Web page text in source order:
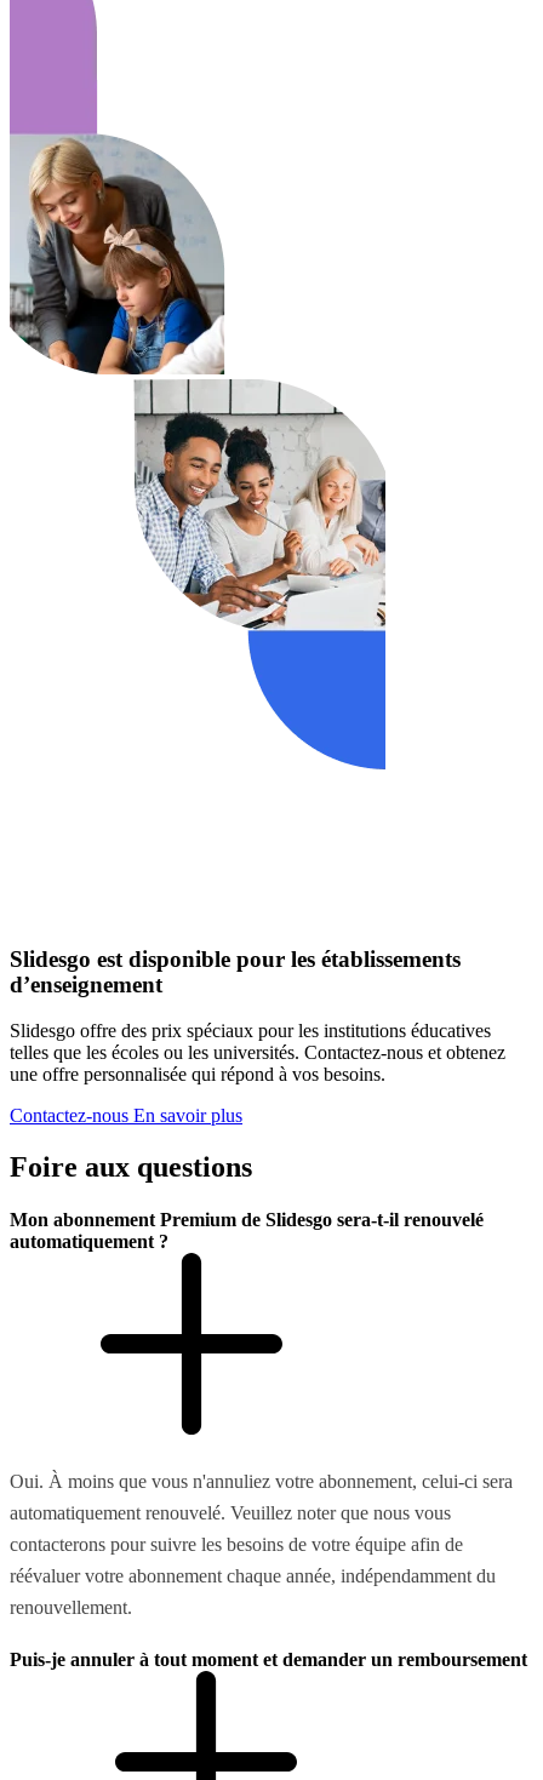
Slidesgo est disponible pour les établissements
d’enseignement
Slidesgo offre des prix spéciaux pour les institutions éducatives
telles que les écoles ou les universités. Contactez-nous et obtenez
une offre personnalisée qui répond à vos besoins.
Contactez-nous En savoir plus
Foire aux questions
Mon abonnement Premium de Slidesgo sera-t-il renouvelé
automatiquement ?
Oui. À moins que vous n'annuliez votre abonnement, celui-ci sera
automatiquement renouvelé. Veuillez noter que nous vous
contacterons pour suivre les besoins de votre équipe afin de
réévaluer votre abonnement chaque année, indépendamment du
renouvellement.
Puis-je annuler à tout moment et demander un remboursement